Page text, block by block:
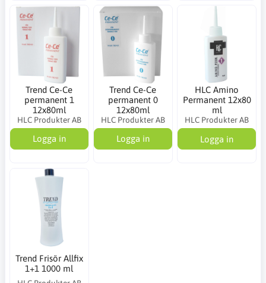
Trend Ce-Ce
permanent 1
12x80ml
HLC Produkter AB
Logga in
Trend Ce-Ce
permanent 0
12x80ml
HLC Produkter AB
Logga in
HLC Amino
Permanent 12x80
ml
HLC Produkter AB
Logga in
Trend Frisör Allfix
1+1 1000 ml